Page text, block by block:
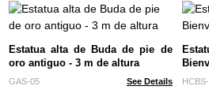
Estatua alta de Buda de pie de
oro antiguo - 3 m de altura
GAS-05 See Details